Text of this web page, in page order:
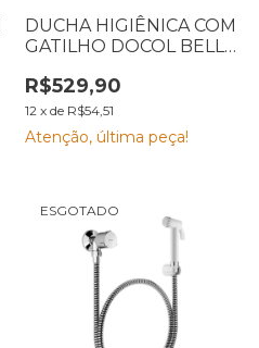
DUCHA HIGIÊNICA COM
GATILHO DOCOL BELLA
R$529,90
12 x de R$54,51
Atenção, última peça!
ESGOTADO